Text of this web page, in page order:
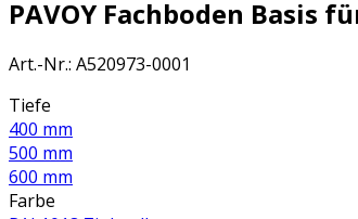
PAVOY Fachboden Basis
Art.-Nr.: A520973-0001
Tiefe
400 mm
500 mm
600 mm
Farbe